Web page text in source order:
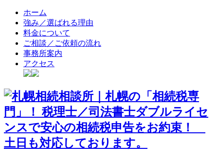
ホーム
強み／選ばれる理由
料金について
ご相談／ご依頼の流れ
事務所案内
アクセス